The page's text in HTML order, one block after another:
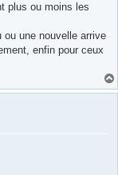
plus ou moins les
une nouvelle arrive
enfin pour ceux